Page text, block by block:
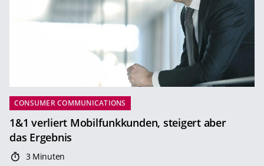
CONSUMER COMMUNICATIONS
1&1 verliert Mobilfunkkunden, steigert aber
das Ergebnis
3 Minuten